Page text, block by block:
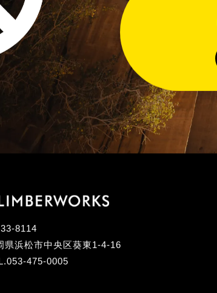
8114
県浜松市中央区葵東1-4-16
475-0005